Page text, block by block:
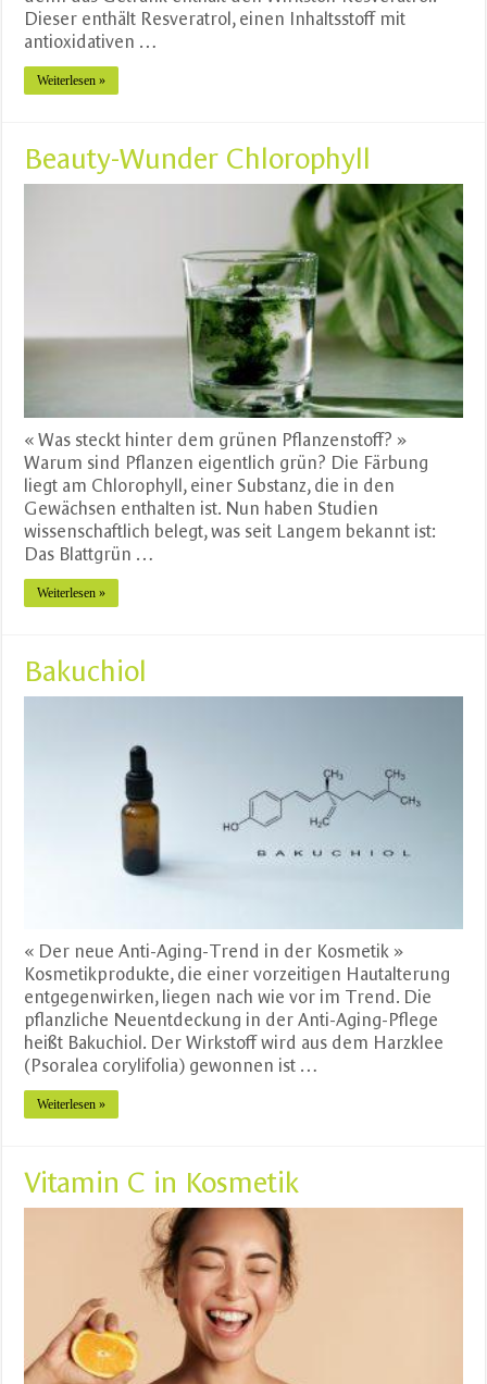
Dieser enthält Resveratrol, einen Inhaltsstoff mit
antioxidativen …
Weiterlesen »
Beauty-Wunder Chlorophyll
« Was steckt hinter dem grünen Pflanzenstoff? »
Warum sind Pflanzen eigentlich grün? Die Färbung
liegt am Chlorophyll, einer Substanz, die in den
Gewächsen enthalten ist. Nun haben Studien
wissenschaftlich belegt, was seit Langem bekannt ist:
Das Blattgrün …
Weiterlesen »
Bakuchiol
« Der neue Anti-Aging-Trend in der Kosmetik »
Kosmetikprodukte, die einer vorzeitigen Hautalterung
entgegenwirken, liegen nach wie vor im Trend. Die
pflanzliche Neuentdeckung in der Anti-Aging-Pflege
heißt Bakuchiol. Der Wirkstoff wird aus dem Harzklee
(Psoralea corylifolia) gewonnen ist …
Weiterlesen »
Vitamin C in Kosmetik